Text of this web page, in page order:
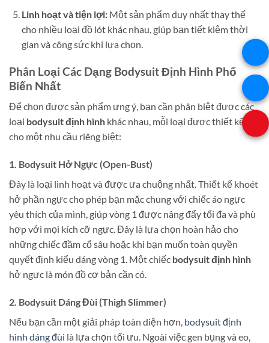
Linh hoạt và tiện lợi:Một sản phẩm duy nhất thay thế
cho nhiều loại đồ lót khác nhau, giúp bạn tiết kiệm thời
gian và công sức khi lựa chọn.
Phân Loại Các Dạng Bodysuit Định Hình Phổ
Biến Nhất
Để chọn được sản phẩm ưng ý, bạn cần phân biệt được các
loại bodysuit định hình khác nhau, mỗi loại được thiết kế
cho một nhu cầu riêng biệt:
1. Bodysuit Hở Ngực (Open-Bust)
Đây là loại linh hoạt và được ưa chuộng nhất. Thiết kế khoét
hở phần ngực cho phép bạn mặc chung với chiếc áo ngực
yêu thích của mình, giúp vòng 1 được nâng đẩy tối đa và phù
hợp với mọi kích cỡ ngực. Đây là lựa chọn hoàn hảo cho
những chiếc đầm cổ sâu hoặc khi bạn muốn toàn quyền
quyết định kiểu dáng vòng 1. Một chiếc bodysuit định hình
hở ngực là món đồ cơ bản cần có.
2. Bodysuit Dáng Đùi (Thigh Slimmer)
Nếu bạn cần một giải pháp toàn diện hơn, bodysuit định
hình dáng đùi là lựa chọn tối ưu. Ngoài việc gen bụng và eo,